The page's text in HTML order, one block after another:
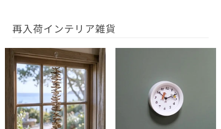
再入荷インテリア雑貨